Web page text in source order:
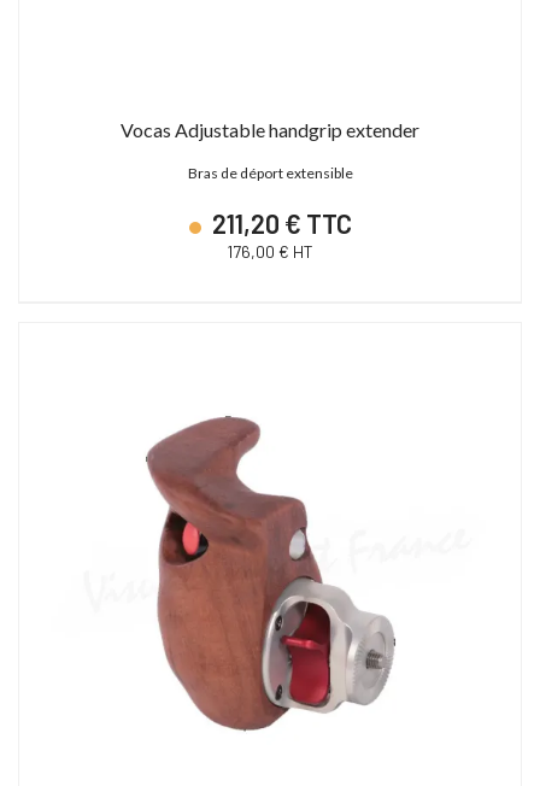
Vocas Adjustable handgrip extender
Bras de déport extensible
211,20 € TTC
176,00 € HT